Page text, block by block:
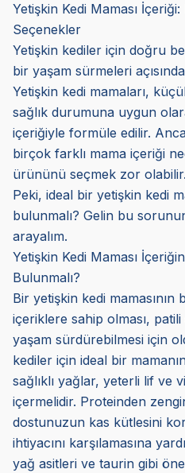
Yetişkin Kedi Maması İçeriği:
Seçenekler
Yetişkin kediler için doğru
bir yaşam sürmeleri
Yetişkin kedi mamaları,
sağlık durumuna uygun
içeriğiyle formüle edilir.
birçok farklı mama içeriği
ürününü seçmek zor olabilir.
Peki, ideal bir yetişkin kedi
bulunmalı? Gelin bu
arayalım.
Yetişkin Kedi Maması
Bulunmalı?
Bir yetişkin kedi
içeriklere sahip olması,
yaşam sürdürebilmesi için
kediler için ideal bir
sağlıklı yağlar, yeterli lif ve
içermelidir. Proteinden
dostunuzun kas kütlesini
ihtiyacını karşılamasına
yağ asitleri ve taurin gibi